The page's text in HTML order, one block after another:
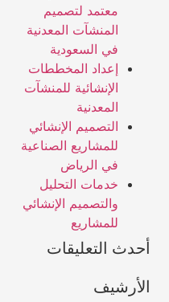
معتمد لتصميم
المنشآت المعدنية
في السعودية
إعداد المخططات
الإنشائية للمنشآت
المعدنية
التصميم الإنشائي
للمشاريع الصناعية
في الرياض
خدمات التحليل
والتصميم الإنشائي
للمشاريع
أحدث التعليقات
الأرشيف